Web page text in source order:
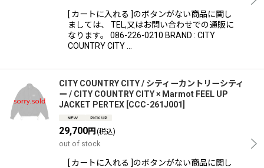
[ カートに入れる ]のボタンがない商品に関し
ましては、 TEL,又はお問い合わせでの通販に
なります。 086-226-0210 BRAND : CITY
COUNTRY CITY …
CITY COUNTRY CITY / シティーカントリーシティ
ー / CITY COUNTRY CITY × Marmot FEEL UP
JACKET PERTEX CCC-261J001
29,700円 (税込)
out of stock
[ カートに入れる ]のボタンがない商品に関し